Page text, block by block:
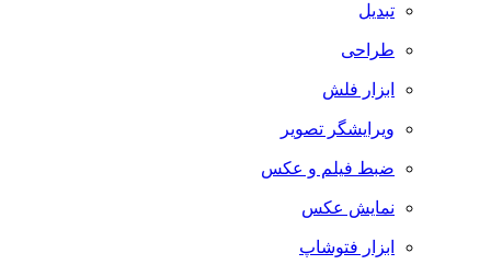
تبدیل
طراحی
ابزار فلش
ویرایشگر تصویر
ضبط فيلم و عكس
نمایش عکس
ابزار فتوشاپ